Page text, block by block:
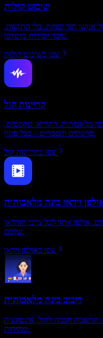
שיבוט קולות
אנושי תוך שניות. בלי התקנות.
עובד ישירות בדפדפן.
צפו בשיבוט קולות
קריינות קול
מלאכותית. הקריאו טקסטים,
סרטונים והסברים – בכל סגנון.
צפו בקריינות קול
וידאו בינה מלאכותית
אולפן אחד לכל צרכי הווידאו
שלכם.
צפו באולפן וידאו
דיבוב בינה מלאכותית
התאמה חכמה לקול, אינטונציה
ומהירות.